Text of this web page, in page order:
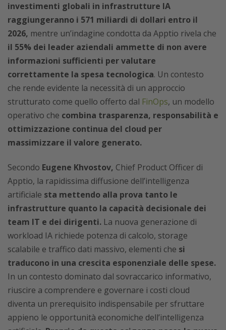
investimenti globali in infrastrutture IA
raggiungeranno i 571 miliardi di dollari entro il
2026, mentre un’indagine condotta da Apptio rivela che
il 55% dei leader aziendali ammette di non avere
informazioni sufficienti per valutare
correttamente la spesa tecnologica. Un contesto
che rende evidente la necessità di un approccio
strutturato come quello offerto dal FinOps, un modello
operativo che combina trasparenza, responsabilità e
ottimizzazione continua del cloud per
massimizzare il valore generato.
Secondo Eugene Khvostov, Chief Product Officer di
Apptio, la rapidissima diffusione dell’intelligenza
artificiale sta mettendo alla prova tanto le
infrastrutture quanto la capacità decisionale dei
team IT e dei dirigenti. La nuova generazione di
workload IA richiede potenza di calcolo, storage
scalabile e traffico dati massivo, elementi che si
traducono in una crescita esponenziale delle spese.
In un contesto dominato dal sovraccarico informativo,
riuscire a comprendere e governare i costi cloud
diventa un prerequisito indispensabile per sfruttare
appieno le opportunità economiche dell’intelligenza